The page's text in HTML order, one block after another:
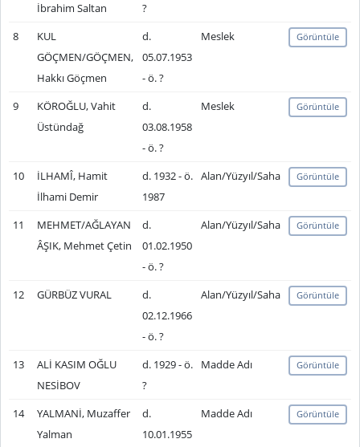
İbrahim Saltan
?
8
KUL
GÖÇMEN/GÖÇMEN,
Hakkı Göçmen
d.
05.07.1953
- ö. ?
Meslek Görüntüle
9
KÖROĞLU, Vahit
Üstündağ
d.
03.08.1958
- ö. ?
Meslek Görüntüle
10
İLHAMÎ, Hamit
İlhami Demir
d. 1932 - ö.
1987
Alan/Yüzyıl/Saha Görüntüle
11
MEHMET/AĞLAYAN
ÂŞIK, Mehmet Çetin
d.
01.02.1950
- ö. ?
Alan/Yüzyıl/Saha Görüntüle
12 GÜRBÜZ VURAL
d.
02.12.1966
- ö. ?
Alan/Yüzyıl/Saha Görüntüle
13
ALİ KASIM OĞLU
NESİBOV
d. 1929 - ö.
?
Madde Adı Görüntüle
14
YALMANİ, Muzaffer
Yalman
d.
10.01.1955
Madde Adı Görüntüle